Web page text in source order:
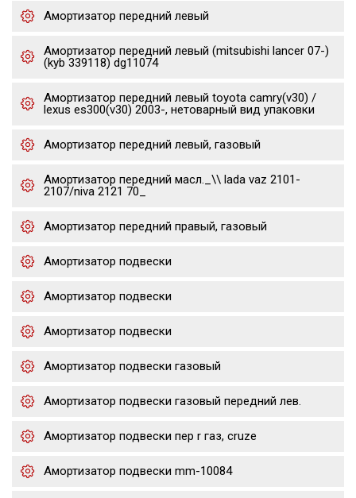
Амортизатор передний левый
Амортизатор передний левый (mitsubishi lancer 07-)
(kyb 339118) dg11074
Амортизатор передний левый toyota camry(v30) /
lexus es300(v30) 2003-, нетоварный вид упаковки
Амортизатор передний левый, газовый
Амортизатор передний масл._\\ lada vaz 2101-
2107/niva 2121 70_
Амортизатор передний правый, газовый
Амортизатор подвески
Амортизатор подвески
Амортизатор подвески
Амортизатор подвески газовый
Амортизатор подвески газовый передний лев.
Амортизатор подвески пер r газ, cruze
Амортизатор подвески mm-10084